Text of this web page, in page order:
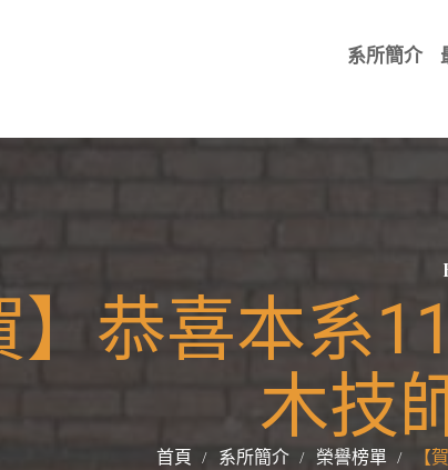
系所簡介
】恭喜本系
木技
首頁 系所簡介 榮譽榜單 【